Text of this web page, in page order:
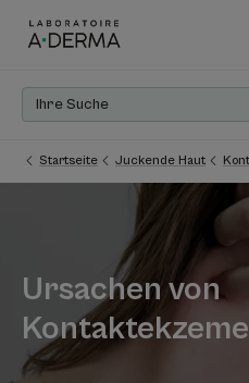
Startseite Juckende Haut
Ursachen von